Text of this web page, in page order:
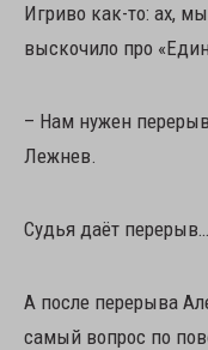
Игриво как-то: ах,
выскочило про
– Нам нужен
Лежнев.
Судья даёт перерыв…
А после перерыва
самый вопрос по